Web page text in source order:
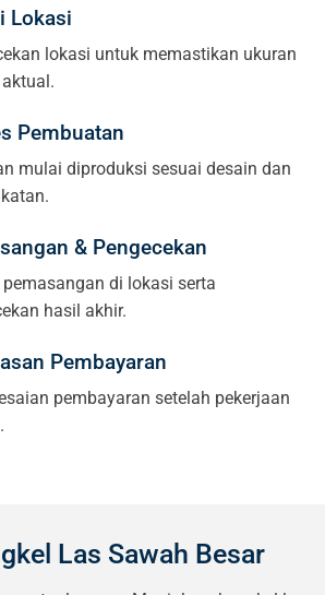
Lokasi
lokasi untuk memastikan ukuran
Pembuatan
mulai diproduksi sesuai desain dan
& Pengecekan
pemasangan di lokasi serta
hasil akhir.
Pembayaran
pembayaran setelah pekerjaan
Las Sawah Besar